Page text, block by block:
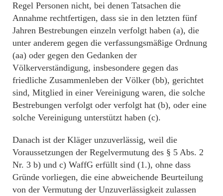
Regel Personen nicht, bei denen Tatsachen die
Annahme rechtfertigen, dass sie in den letzten fünf
Jahren Bestrebungen einzeln verfolgt haben (a), die
unter anderem gegen die verfassungsmäßige Ordnung
(aa) oder gegen den Gedanken der
Völkerverständigung, insbesondere gegen das
friedliche Zusammenleben der Völker (bb), gerichtet
sind, Mitglied in einer Vereinigung waren, die solche
Bestrebungen verfolgt oder verfolgt hat (b), oder eine
solche Vereinigung unterstützt haben (c).
Danach ist der Kläger unzuverlässig, weil die
Voraussetzungen der Regelvermutung des § 5 Abs. 2
Nr. 3 b) und c) WaffG erfüllt sind (1.), ohne dass
Gründe vorliegen, die eine abweichende Beurteilung
von der Vermutung der Unzuverlässigkeit zulassen